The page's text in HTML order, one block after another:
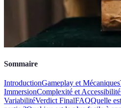
Sommaire
IntroductionGameplay et Mécaniques
ImmersionComplexité et Accessibilité
VariabilitéVerdict FinalFAQQuelle